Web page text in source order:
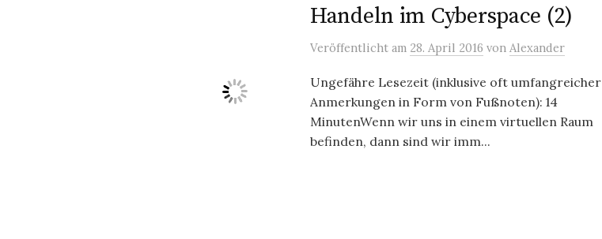
Handeln im Cyberspace (2)
Veröffentlicht am 28. April 2016 von Alexander
Ungefähre Lesezeit (inklusive oft umfangreicher
Anmerkungen in Form von Fußnoten): 14
MinutenWenn wir uns in einem virtuellen Raum
befinden, dann sind wir imm...